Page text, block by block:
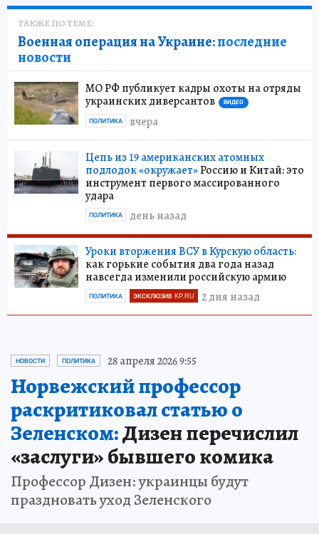
ТАКЖЕ ПО ТЕМЕ:
Военная операция на Украине:последние
новости
МО РФ публикует кадры охоты на отряды
украинских диверсантов
ВИДЕО
вчера
ПОЛИТИКА
Цепь из 19 американских атомных
подлодок «окружает»Россию и Китай: это
инструмент первого массированного
удара
день назад
ПОЛИТИКА
Уроки вторжения ВСУ в Курскую область:
как горькие события два года назад
навсегда изменили российскую армию
2 дня назад
ПОЛИТИКА ЭКСКЛЮЗИВ KP.RU
НОВОСТИ ПОЛИТИКА 28 апреля 2026 9:55
Норвежский профессор
раскритиковал статью о
Зеленском:Дизен перечислил
«заслуги» бывшего комика
Профессор Дизен: украинцы будут
праздновать уход Зеленского